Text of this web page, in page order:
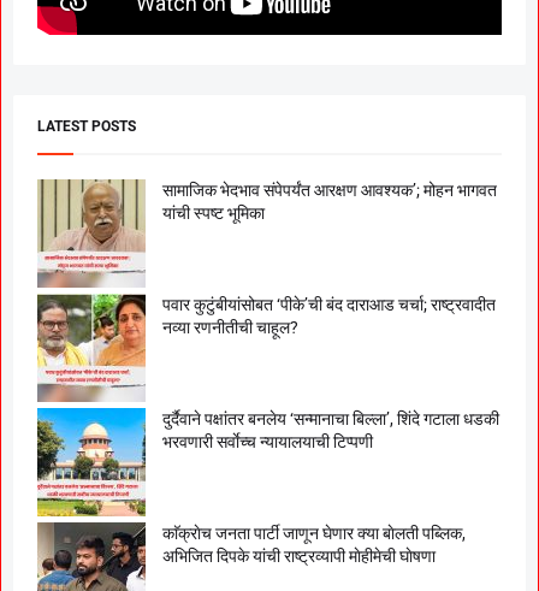
LATEST POSTS
सामाजिक भेदभाव संपेपर्यंत आरक्षण आवश्यक’; मोहन भागवत
यांची स्पष्ट भूमिका
पवार कुटुंबीयांसोबत ‘पीके’ची बंद दाराआड चर्चा; राष्ट्रवादीत
नव्या रणनीतीची चाहूल?
दुर्दैवाने पक्षांतर बनलेय ‘सन्मानाचा बिल्ला’, शिंदे गटाला धडकी
भरवणारी सर्वाेच्च न्यायालयाची टिप्पणी
काॅक्राेच जनता पार्टी जाणून घेणार क्या बाेलती पब्लिक,
अभिजित दिपके यांची राष्ट्रव्यापी माेहीमेची घाेषणा